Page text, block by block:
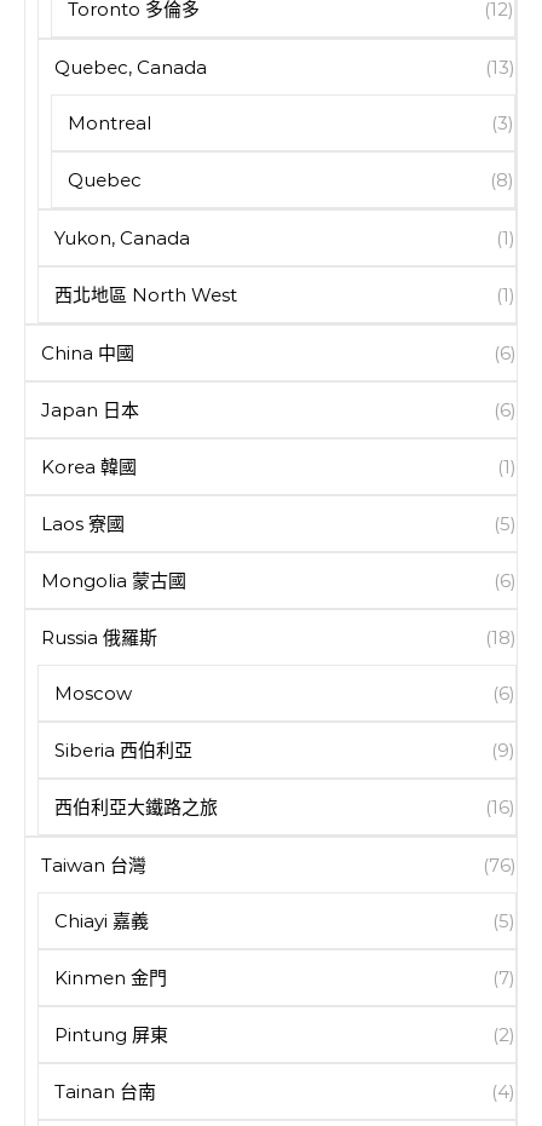
Toronto 多倫多 (12)
Quebec, Canada (13)
Montreal (3)
Quebec (8)
Yukon, Canada (1)
西北地區 North West (1)
China 中國 (6)
Japan 日本 (6)
Korea 韓國 (1)
Laos 寮國 (5)
Mongolia 蒙古國 (6)
Russia 俄羅斯 (18)
Moscow (6)
Siberia 西伯利亞 (9)
西伯利亞大鐵路之旅 (16)
Taiwan 台灣 (76)
Chiayi 嘉義 (5)
Kinmen 金門 (7)
Pintung 屏東 (2)
Tainan 台南 (4)